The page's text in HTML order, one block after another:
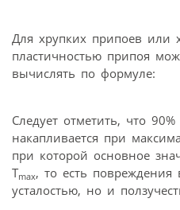
Для хрупких припоев или
пластичностью припоя
вычислять по формуле:
Следует отметить, что
накапливается при
при которой основное
Tmax, то есть
усталостью, но и